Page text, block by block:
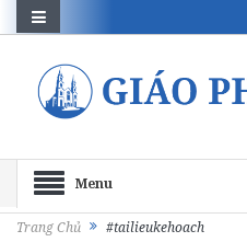
Menu
Trang Chủ #tailieukehoach